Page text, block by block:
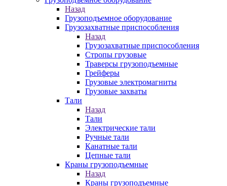
Назад
Грузоподъемное оборудование
Грузозахватные приспособления
Назад
Грузозахватные приспособления
Стропы грузовые
Траверсы грузоподъемные
Грейферы
Грузовые электромагниты
Грузовые захваты
Тали
Назад
Тали
Электрические тали
Ручные тали
Канатные тали
Цепные тали
Краны грузоподъемные
Назад
Краны грузоподъемные